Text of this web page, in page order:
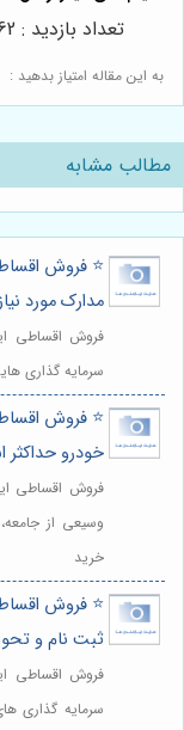
به این مقاله امتیاز بدهید :
تعداد بازدید : 862
مطالب مشابه
⭐️ فروش
مدارک مورد
فروش اقساطی
سرمایه گذاری
⭐️ فروش
خودرو حداکثر
فروش اقساطی
وسیعی از
خرید
⭐️ فروش
ثبت نام و
فروش اقساطی
سرمایه گذاری